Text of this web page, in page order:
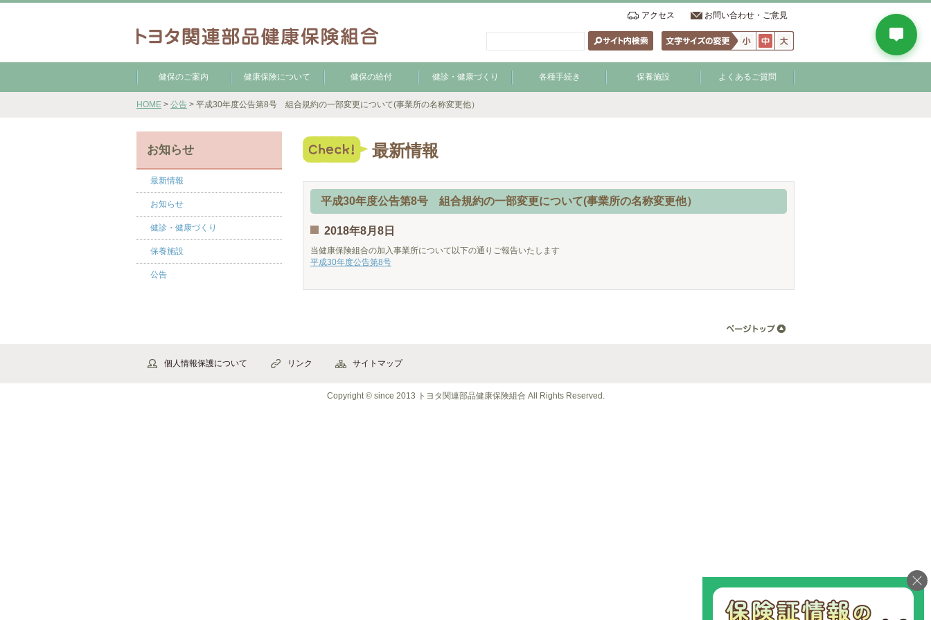
アクセス お問い合わせ・ご意見
健保のご案内 健康保険について 健保の給付 健診・健康づくり 各種手続き 保養施設 よくあるご質問
HOME > 公告 > 平成30年度公告第8号 組合規約の一部変更について(事業所の名称変更他）
最新情報
平成30年度公告第8号 組合規約の一部変更について(事業所の名称変更他）
2018年8月8日
当健康保険組合の加入事業所について以下の通りご報告いたします
平成30年度公告第8号
お知らせ
最新情報
お知らせ
健診・健康づくり
保養施設
公告
個人情報保護について リンク サイトマップ
Copyright © since 2013 トヨタ関連部品健康保険組合 All Rights Reserved .